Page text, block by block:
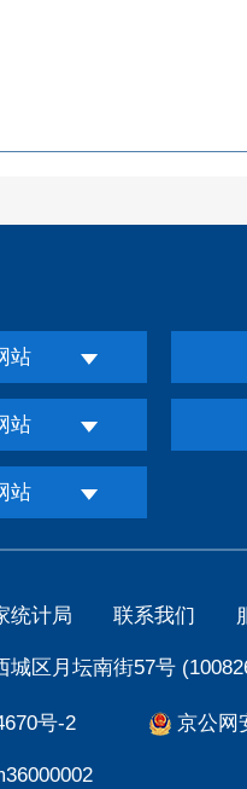
站
站
站
家统计局 联系我们
城区月坛南街57号
号-2 京公网